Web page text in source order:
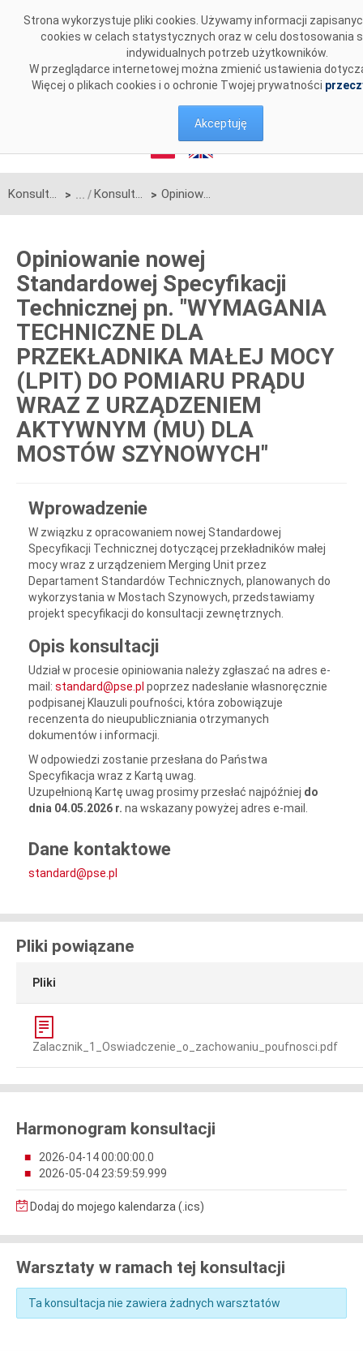
Strona wykorzystuje pliki cookies. Używamy informacji
cookies w celach statystycznych oraz w celu dostosowania
indywidualnych potrzeb użytkowników.
W przeglądarce internetowej można zmienić ustawienia
Więcej o plikach cookies i o ochronie Twojej prywatności
Akceptuję
Konsultacje > Konsultacje zakończone > Opiniowanie nowej Standardowej Specyfikacji Technicznej pn. "WYMAGANIA TECHNICZNE DLA PRZEKŁADNIKA MAŁEJ MOCY (LPIT) DO POMIARU PRĄDU WRAZ Z URZĄDZENIEM AKTYWNYM (MU) DLA MOSTÓW SZYNOWYCH"
Opiniowanie nowej
Standardowej Specyfikacji
Technicznej pn. "WYMAGANIA
TECHNICZNE DLA
PRZEKŁADNIKA MAŁEJ MOCY
(LPIT) DO POMIARU PRĄDU
WRAZ Z URZĄDZENIEM
AKTYWNYM (MU) DLA
MOSTÓW SZYNOWYCH"
Wprowadzenie
W związku z opracowaniem nowej Standardowej
Specyfikacji Technicznej dotyczącej przekładników małej
mocy wraz z urządzeniem Merging Unit przez
Departament Standardów Technicznych, planowanych do
wykorzystania w Mostach Szynowych, przedstawiamy
projekt specyfikacji do konsultacji zewnętrznych.
Opis konsultacji
Udział w procesie opiniowania należy zgłaszać na adres e-
mail: standard@pse.pl poprzez nadesłanie własnoręcznie
podpisanej Klauzuli poufności, która zobowiązuje
recenzenta do nieupubliczniania otrzymanych
dokumentów i informacji.
W odpowiedzi zostanie przesłana do Państwa
Specyfikacja wraz z Kartą uwag.
Uzupełnioną Kartę uwag prosimy przesłać najpóźniej do
dnia 04.05.2026 r. na wskazany powyżej adres e-mail.
Dane kontaktowe
standard@pse.pl
Pliki powiązane
Pliki
Zalacznik_1_Oswiadczenie_o_zachowaniu_poufnosci.pdf
Harmonogram konsultacji
2026-04-14 00:00:00.0
2026-05-04 23:59:59.999
Dodaj do mojego kalendarza (.ics)
Warsztaty w ramach tej konsultacji
Ta konsultacja nie zawiera żadnych warsztatów